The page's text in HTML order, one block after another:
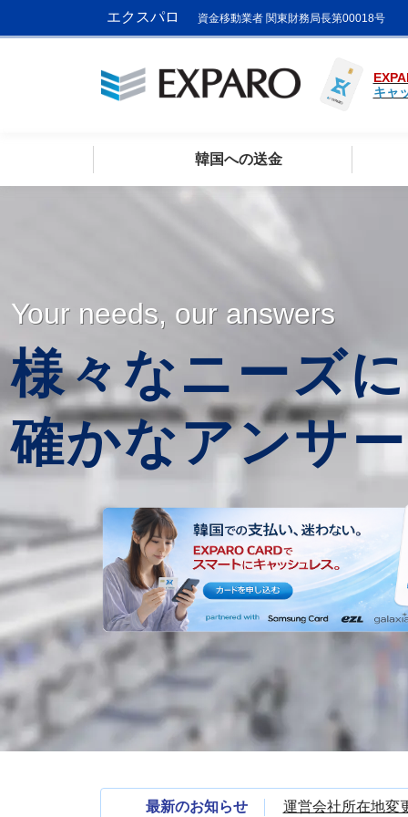
エクスパロ 資金移動業者 関東財務局長第00018号
キャ
韓国への送金
Your needs, our answers
様々なニーズに
確かなアンサ
最新のお知らせ 運営会社所在地変